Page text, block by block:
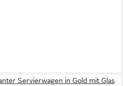
Servierwagen in Gold mit Glas